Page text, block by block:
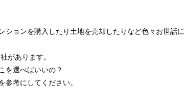
ションを購入したり土地を売却したりなど色々お世話に
があります。
を選べばいいの？
参考にしてください。